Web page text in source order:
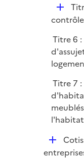
D
é
l
i
e
r
Titre 6 :
Titre 7
D
é